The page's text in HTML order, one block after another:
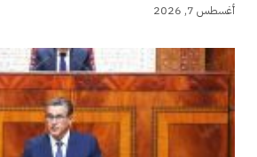
أغسطس 7, 2026